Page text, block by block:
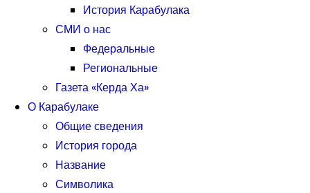
История Карабулака
СМИ о нас
Федеральные
Региональные
Газета «Керда Ха»
О Карабулаке
Общие сведения
История города
Название
Символика